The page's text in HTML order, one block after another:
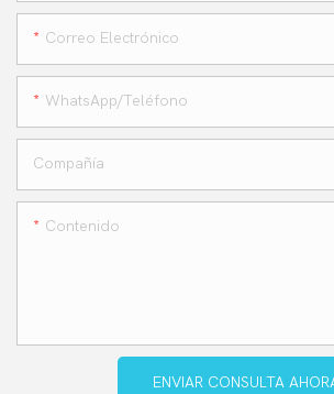
Correo Electrónico
WhatsApp/teléfono
Compañía
Contenido
ENVIAR CONSULTA